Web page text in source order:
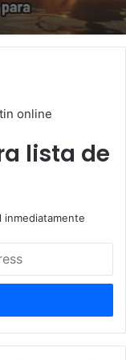
online
lista de
inmediatamente